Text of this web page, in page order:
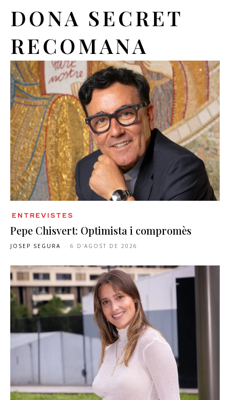
DONA SECRET
RECOMANA
ENTREVISTES
Pepe Chisvert: Optimista i compromès
JOSEP SEGURA - 6 D'AGOST DE 2026